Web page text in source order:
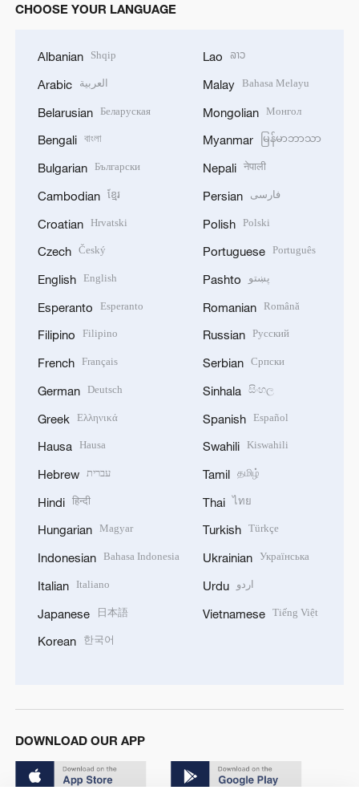
CHOOSE YOUR LANGUAGE
Albanian Shqip
Arabic العربية
Belarusian Беларуская
Bengali বাংলা
Bulgarian Български
Cambodian ខ្មែរ
Croatian Hrvatski
Czech Český
English English
Esperanto Esperanto
Filipino Filipino
French Français
German Deutsch
Greek Ελληνικά
Hausa Hausa
Hebrew עברית
Hindi हिन्दी
Hungarian Magyar
Indonesian Bahasa Indonesia
Italian Italiano
Japanese 日本語
Korean 한국어
Lao ລາວ
Malay Bahasa Melayu
Mongolian Монгол
Myanmar မြန်မာဘာသာ
Nepali नेपाली
Persian فارسی
Polish Polski
Portuguese Português
Pashto پښتو
Romanian Română
Russian Русский
Serbian Српски
Sinhala සිංහල
Spanish Español
Swahili Kiswahili
Tamil தமிழ்
Thai ไทย
Turkish Türkçe
Ukrainian Українська
Urdu اردو
Vietnamese Tiếng Việt
DOWNLOAD OUR APP